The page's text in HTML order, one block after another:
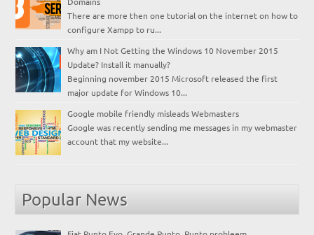
There are more then one tutorial on the internet on how to
configure Xampp to ru...
Why am I Not Getting the Windows 10 November 2015
Update? Install it manually?
Beginning november 2015 Microsoft released the first
major update for Windows 10...
Google mobile friendly misleads Webmasters
Google was recently sending me messages in my webmaster
account that my website...
Popular News